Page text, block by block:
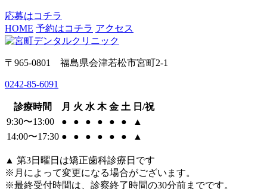
応募はコチラ
HOME 予約はコチラ アクセス
〒965-0801 福島県会津若松市宮町2-1
0242-85-6091
診療時間 月 火 水 木 金 土 日/祝
9:30〜13:00
● ● ● ● ● ●
▲
14:00〜17:30 ● ● ● ● ● ● ▲
▲ 第3日曜日は矯正歯科診療日です
※月によって変更になる場合がございます。
※最終受付時間は、診察終了時間の30分前までです。